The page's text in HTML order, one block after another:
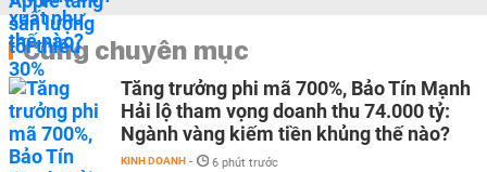
Cùng chuyên mục
Tăng trưởng phi mã 700%, Bảo Tín Mạnh
Hải lộ tham vọng doanh thu 74.000 tỷ:
Ngành vàng kiếm tiền khủng thế nào?
KINH DOANH - 6 phút trước